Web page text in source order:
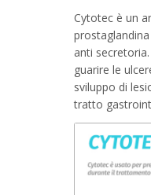
Cytotec è un
prostaglandina
anti
guarire le
sviluppo di
tratto